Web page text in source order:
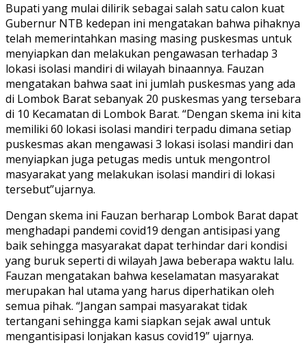
Bupati yang mulai dilirik sebagai salah satu calon kuat
Gubernur NTB kedepan ini mengatakan bahwa pihaknya
telah memerintahkan masing masing puskesmas untuk
menyiapkan dan melakukan pengawasan terhadap 3
lokasi isolasi mandiri di wilayah binaannya. Fauzan
mengatakan bahwa saat ini jumlah puskesmas yang ada
di Lombok Barat sebanyak 20 puskesmas yang tersebara
di 10 Kecamatan di Lombok Barat. “Dengan skema ini kita
memiliki 60 lokasi isolasi mandiri terpadu dimana setiap
puskesmas akan mengawasi 3 lokasi isolasi mandiri dan
menyiapkan juga petugas medis untuk mengontrol
masyarakat yang melakukan isolasi mandiri di lokasi
tersebut”ujarnya.
Dengan skema ini Fauzan berharap Lombok Barat dapat
menghadapi pandemi covid19 dengan antisipasi yang
baik sehingga masyarakat dapat terhindar dari kondisi
yang buruk seperti di wilayah Jawa beberapa waktu lalu.
Fauzan mengatakan bahwa keselamatan masyarakat
merupakan hal utama yang harus diperhatikan oleh
semua pihak. “Jangan sampai masyarakat tidak
tertangani sehingga kami siapkan sejak awal untuk
mengantisipasi lonjakan kasus covid19” ujarnya.